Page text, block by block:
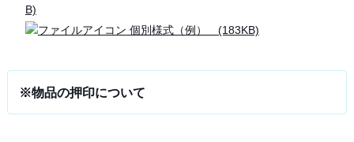
B)
個別様式（例） (183KB)
※物品の押印について